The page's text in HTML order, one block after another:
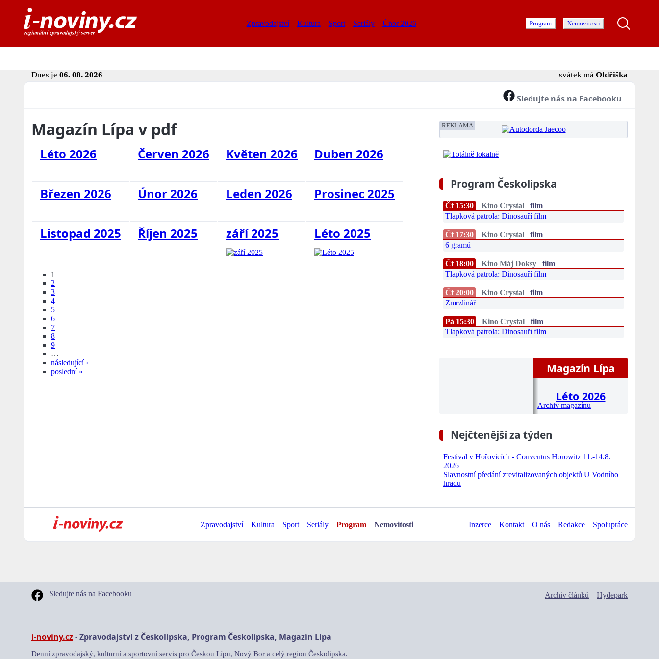
Zpravodajství Kultura Sport Seriály Únor 2026 Program Nemovitosti
Dnes je 06. 08. 2026 svátek má Oldřiška
Sledujte nás na Facebooku
Magazín Lípa v pdf
Léto 2026 Červen 2026 Květen 2026 Duben 2026
Březen 2026 Únor 2026 Leden 2026 Prosinec 2025
Listopad 2025 Říjen 2025 září 2025 Léto 2025
1
2
3
4
5
6
7
8
9
…
následující ›
poslední »
REKLAMA
Program Českolipska
Čt 15:30 Kino Crystal
film
Tlapková patrola: Dinosauří film
Čt 17:30 Kino Crystal
film
6 gramů
Čt 18:00 Kino Máj Doksy
film
Tlapková patrola: Dinosauří film
Čt 20:00 Kino Crystal
film
Zmrzlinář
Pá 15:30 Kino Crystal
film
Tlapková patrola: Dinosauří film
Magazín Lípa
Léto 2026
Archiv magazínu
Nejčtenější za týden
Festival v Hořovicích - Conventus Horowitz 11.-14.8.
2026
Slavnostní předání zrevitalizovaných objektů U Vodního
hradu
Zpravodajství Kultura Sport Seriály Program Nemovitosti Inzerce Kontakt O nás Redakce Spolupráce
Sledujte nás na Facebooku Archiv článků Hydepark
i-noviny.cz- Zpravodajství z Českolipska, Program Českolipska, Magazín Lípa
Denní zpravodajský, kulturní a sportovní servis pro Českou Lípu, Nový Bor a celý region Českolipska.